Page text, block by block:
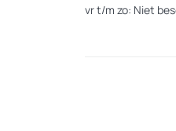
vr t/m zo: Niet